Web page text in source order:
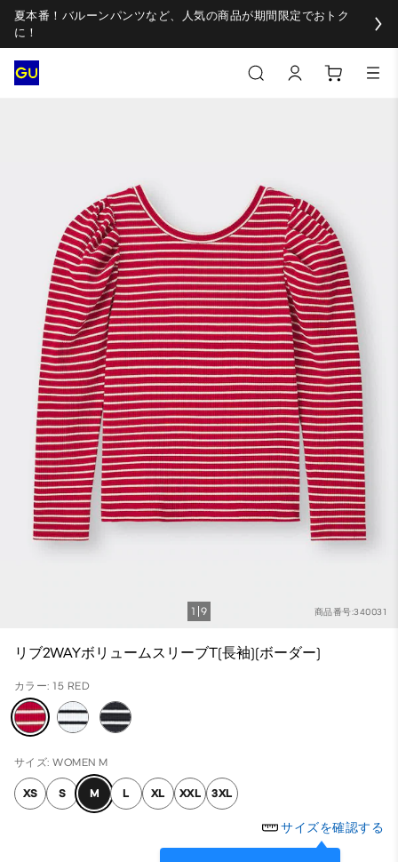
夏本番！バルーンパンツなど、人気の商品が期間限定でおトク
に！
商品番号:340031
1 9
リブ2WAYボリュームスリーブT(長袖)(ボーダー)
カラー: 15 RED
サイズ: WOMEN M
XS S M L XL XXL 3XL
サイズを確認する